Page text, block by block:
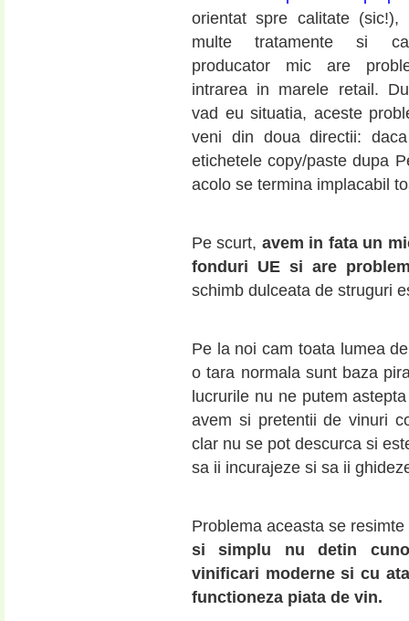
orientat spre calitate (sic!),
multe tratamente si
producator mic are
intrarea in marele retail.
vad eu situatia, aceste
veni din doua directii:
etichetele copy/paste dupa
acolo se termina implacabil
Pe scurt, avem in fata un
fonduri UE si are
schimb dulceata de struguri
Pe la noi cam toata lumea
o tara normala sunt baza
lucrurile nu ne putem
avem si pretentii de vinuri
clar nu se pot descurca si
sa ii incurajeze si sa ii
Problema aceasta se
si simplu nu detin
vinificari moderne si cu
functioneza piata de vin.